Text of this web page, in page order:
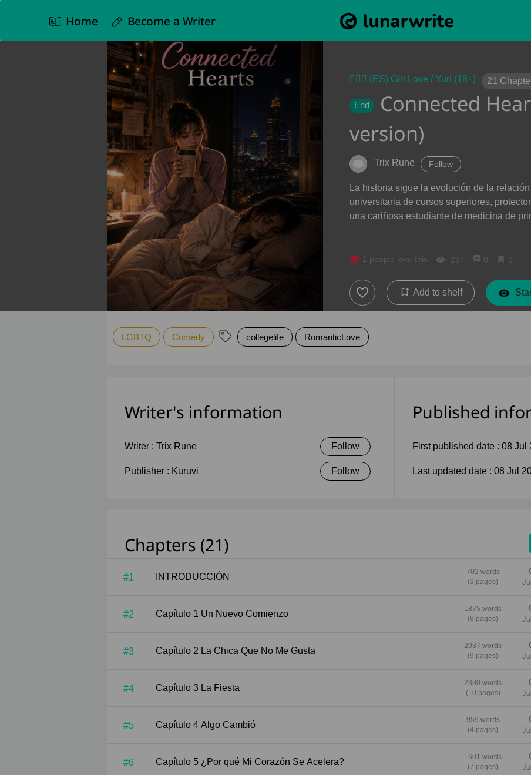
Home Become a Writer
👩‍❤️‍👩 (ES) Girl Love / Yuri (18+) 21
End
Connected
version)
Trix Rune Follow
La historia sigue la evolución de la
universitaria de cursos superiores,
una cariñosa estudiante de medicina de
1 people love this. 234 0 0
Add to shelf
LGBTQ Comedy collegelife RomanticLove
Writer's information
Writer : Trix Rune Follow
Publisher : Kuruvi Follow
Published
First published date : 08 Jul
Last updated date : 08 Jul
Chapters (21)
#1 INTRODUCCIÓN
702 words
(3 pages)
#2 Capítulo 1 Un Nuevo Comienzo
1875 words
(8 pages)
#3 Capítulo 2 La Chica Que No Me Gusta
2037 words
(9 pages)
#4 Capítulo 3 La Fiesta
2380 words
(10 pages)
#5 Capítulo 4 Algo Cambió
959 words
(4 pages)
#6 Capítulo 5 ¿Por qué Mi Corazón Se Acelera?
1601 words
(7 pages)